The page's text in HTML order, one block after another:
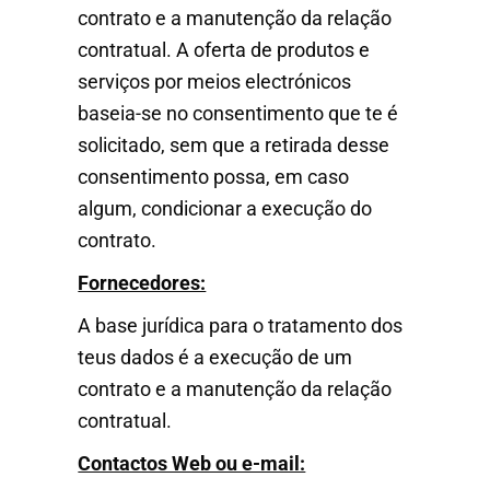
contrato e a manutenção da relação
contratual. A oferta de produtos e
serviços por meios electrónicos
baseia-se no consentimento que te é
solicitado, sem que a retirada desse
consentimento possa, em caso
algum, condicionar a execução do
contrato.
Fornecedores:
A base jurídica para o tratamento dos
teus dados é a execução de um
contrato e a manutenção da relação
contratual.
Contactos Web ou e-mail: